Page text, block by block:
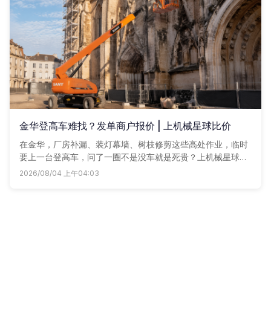
金华登高车难找？发单商户报价 | 上机械星球比价
在金华，厂房补漏、装灯幕墙、树枝修剪这些高处作业，临时
要上一台登高车，问了一圈不是没车就是死贵？上机械星球发
个单子，周边认证车老板直接给你打电话报价，谁价低车况好
2026/08/04 上午04:03